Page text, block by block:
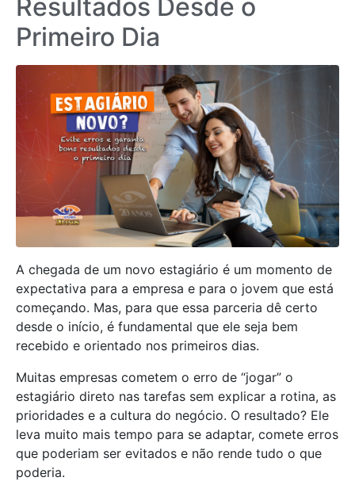
Resultados Desde o
Primeiro Dia
A chegada de um novo estagiário é um momento de
expectativa para a empresa e para o jovem que está
começando. Mas, para que essa parceria dê certo
desde o início, é fundamental que ele seja bem
recebido e orientado nos primeiros dias.
Muitas empresas cometem o erro de “jogar” o
estagiário direto nas tarefas sem explicar a rotina, as
prioridades e a cultura do negócio. O resultado? Ele
leva muito mais tempo para se adaptar, comete erros
que poderiam ser evitados e não rende tudo o que
poderia.